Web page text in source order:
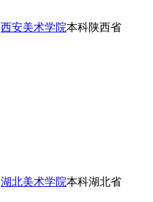
西安美术学院本科陕西省
湖北美术学院本科湖北省